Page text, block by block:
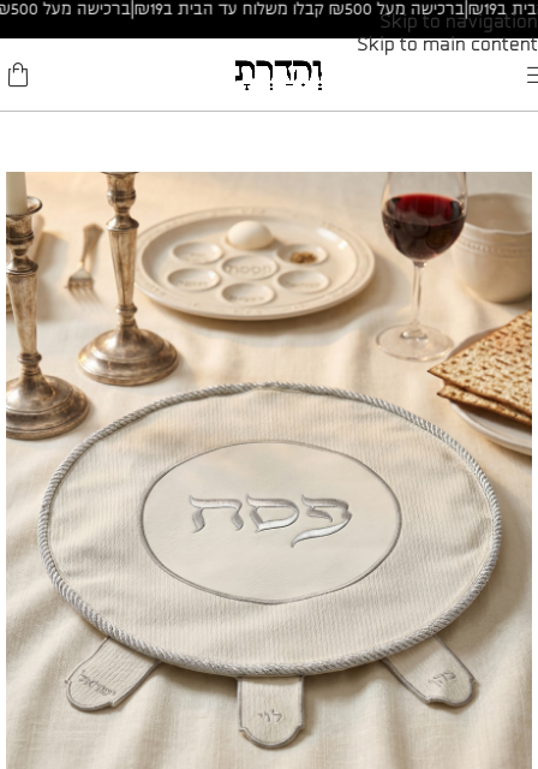
Skip to navigation
Skip to main content
ברכישה מעל ₪500 קבלו משלוח עד הבית ב₪19| ברכישה מעל ₪500 קבלו משלוח עד הבית ב₪19|